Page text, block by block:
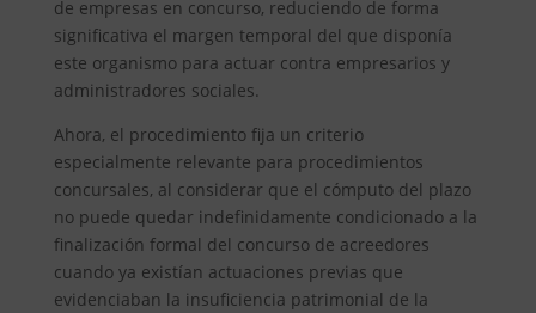
de empresas en concurso, reduciendo de forma
significativa el margen temporal del que disponía
este organismo para actuar contra empresarios y
administradores sociales.
Ahora, el procedimiento fija un criterio
especialmente relevante para procedimientos
concursales, al considerar que el cómputo del plazo
no puede quedar indefinidamente condicionado a la
finalización formal del concurso de acreedores
cuando ya existían actuaciones previas que
evidenciaban la insuficiencia patrimonial de la